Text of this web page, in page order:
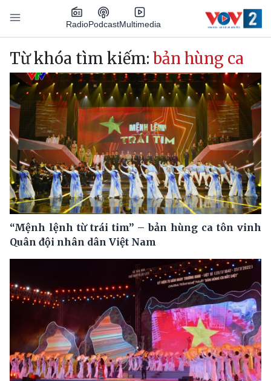
Nhảy đến nội dung
RadioPodcastMultimedia
Main navigation
Từ khóa tìm kiếm: bản hùng ca
“Mệnh lệnh từ trái tim” – bản hùng ca tôn vinh
Quân đội nhân dân Việt Nam